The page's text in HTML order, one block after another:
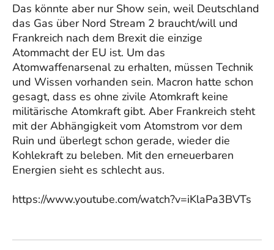
Das könnte aber nur Show sein, weil Deutschland
das Gas über Nord Stream 2 braucht/will und
Frankreich nach dem Brexit die einzige
Atommacht der EU ist. Um das
Atomwaffenarsenal zu erhalten, müssen Technik
und Wissen vorhanden sein. Macron hatte schon
gesagt, dass es ohne zivile Atomkraft keine
militärische Atomkraft gibt. Aber Frankreich steht
mit der Abhängigkeit vom Atomstrom vor dem
Ruin und überlegt schon gerade, wieder die
Kohlekraft zu beleben. Mit den erneuerbaren
Energien sieht es schlecht aus.
https://www.youtube.com/watch?v=iKlaPa3BVTs